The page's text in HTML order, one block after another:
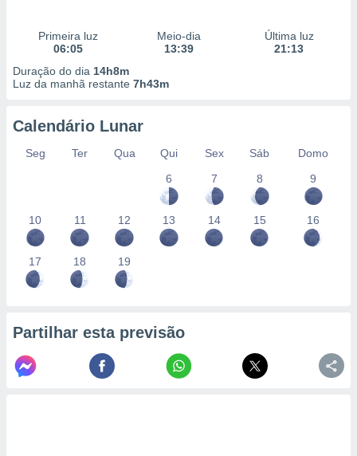
Primeira luz
06:05
Meio-dia
13:39
Última luz
21:13
Duração do dia 14h8m
Luz da manhã restante 7h43m
Calendário Lunar
Seg Ter Qua Qui Sex Sáb
Domo
6
7 8 9
10 11 12 13 14 15 16
17 18 19
Partilhar esta previsão